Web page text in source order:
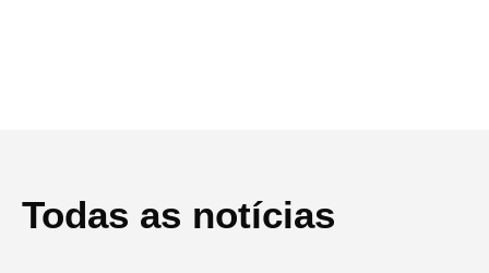
Todas as notícias